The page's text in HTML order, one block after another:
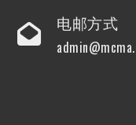
电邮方式